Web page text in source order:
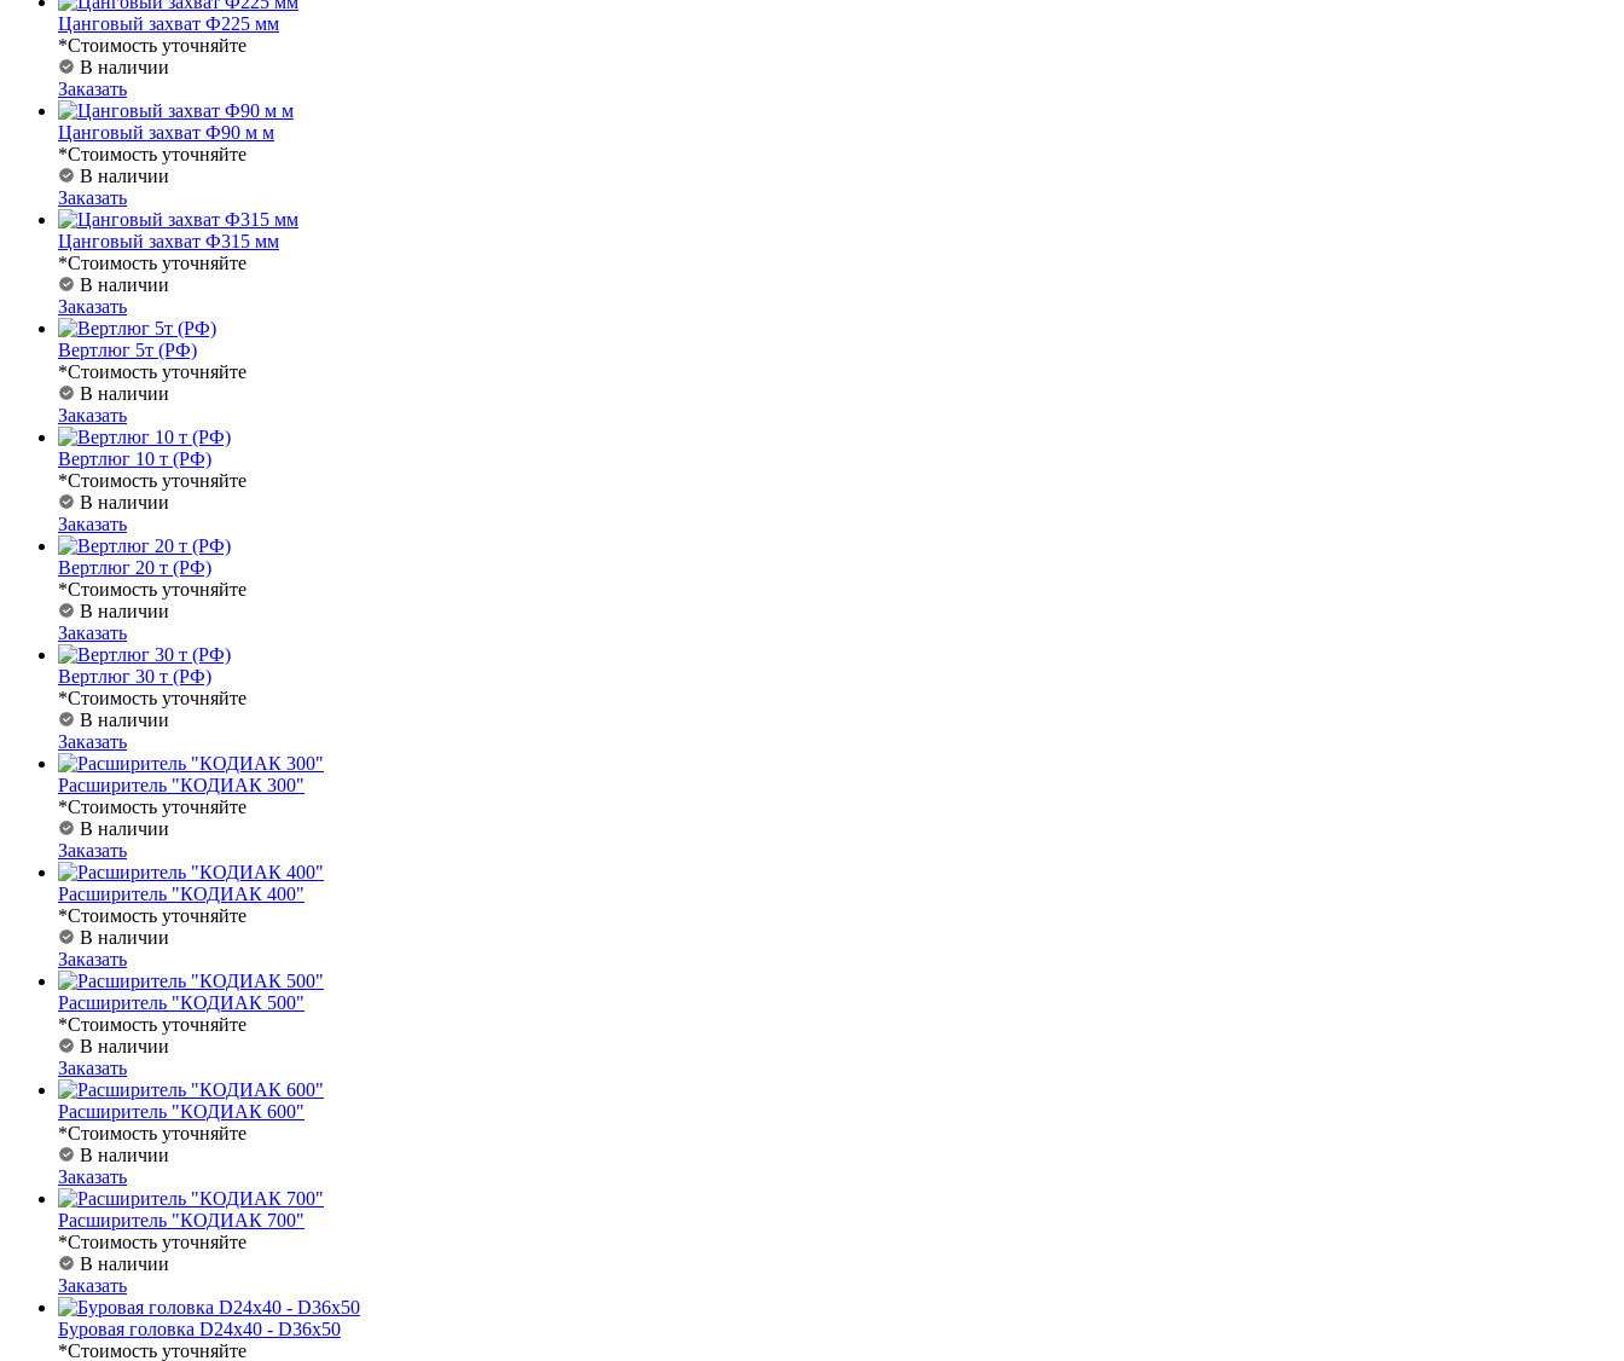
Цанговый захват Ф225 мм
*Стоимость уточняйте
В наличии
Заказать
Цанговый захват Ф90 м м
*Стоимость уточняйте
В наличии
Заказать
Цанговый захват Ф315 мм
*Стоимость уточняйте
В наличии
Заказать
Вертлюг 5т (РФ)
*Стоимость уточняйте
В наличии
Заказать
Вертлюг 10 т (РФ)
*Стоимость уточняйте
В наличии
Заказать
Вертлюг 20 т (РФ)
*Стоимость уточняйте
В наличии
Заказать
Вертлюг 30 т (РФ)
*Стоимость уточняйте
В наличии
Заказать
Расширитель "КОДИАК 300"
*Стоимость уточняйте
В наличии
Заказать
Расширитель "КОДИАК 400"
*Стоимость уточняйте
В наличии
Заказать
Расширитель "КОДИАК 500"
*Стоимость уточняйте
В наличии
Заказать
Расширитель "КОДИАК 600"
*Стоимость уточняйте
В наличии
Заказать
Расширитель "КОДИАК 700"
*Стоимость уточняйте
В наличии
Заказать
Буровая головка D24x40 - D36x50
*Стоимость уточняйте